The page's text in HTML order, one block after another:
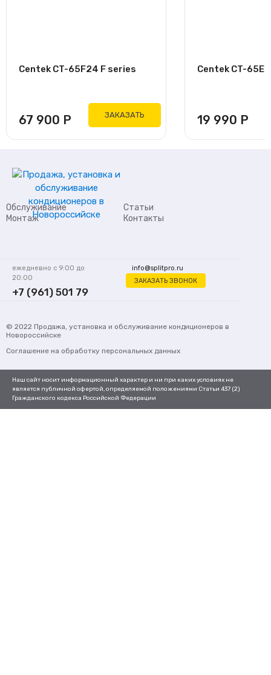
Centek CT-65F24 F series
67 900 Р ЗАКАЗАТЬ
Centek CT-
19 990 Р
Обслуживание
Монтаж
Статьи
Контакты
info@splitpro.ru
ЗАКАЗАТЬ ЗВОНОК
ежедневно с 9:00 до
20:00
+7 (961) 501 79
© 2022 Продажа, установка и обслуживание кондиционеров в
Новороссийске
Соглашение на обработку персональных данных
Наш сайт носит информационный характер и ни при каких условиях не
является публичной офертой, определяемой положениями Статьи 437 (2)
Гражданского кодекса Российской Федерации